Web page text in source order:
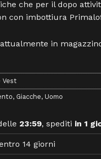
che per il dopo
con imbottiura
in
Vest
, Giacche, Uomo
23:59, spediti in 1
14 giorni